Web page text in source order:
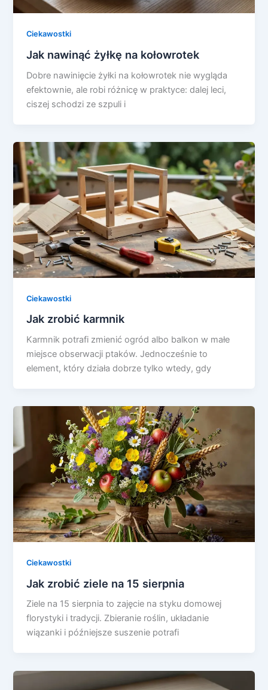
Ciekawostki
Jak nawinąć żyłkę na kołowrotek
Dobre nawinięcie żyłki na kołowrotek nie wygląda
efektownie, ale robi różnicę w praktyce: dalej leci,
ciszej schodzi ze szpuli i
Ciekawostki
Jak zrobić karmnik
Karmnik potrafi zmienić ogród albo balkon w małe
miejsce obserwacji ptaków. Jednocześnie to
element, który działa dobrze tylko wtedy, gdy
Ciekawostki
Jak zrobić ziele na 15 sierpnia
Ziele na 15 sierpnia to zajęcie na styku domowej
florystyki i tradycji. Zbieranie roślin, układanie
wiązanki i późniejsze suszenie potrafi